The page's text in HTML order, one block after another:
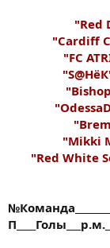
"Red
"Cardiff
"FC
"Mikki
"Red White